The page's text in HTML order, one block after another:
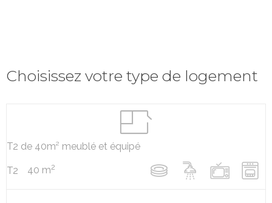
Choisissez votre type de logement
T2 de 40m² meublé et équipé
T2 40 m2